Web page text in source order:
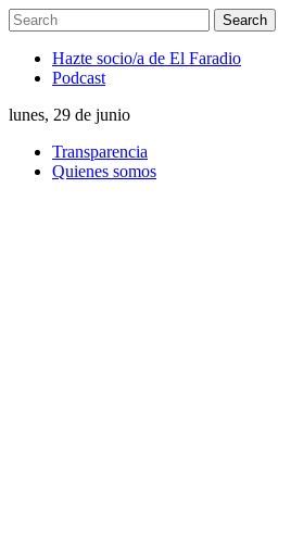
Hazte socio/a de El Faradio
Podcast
lunes, 29 de junio
Transparencia
Quienes somos